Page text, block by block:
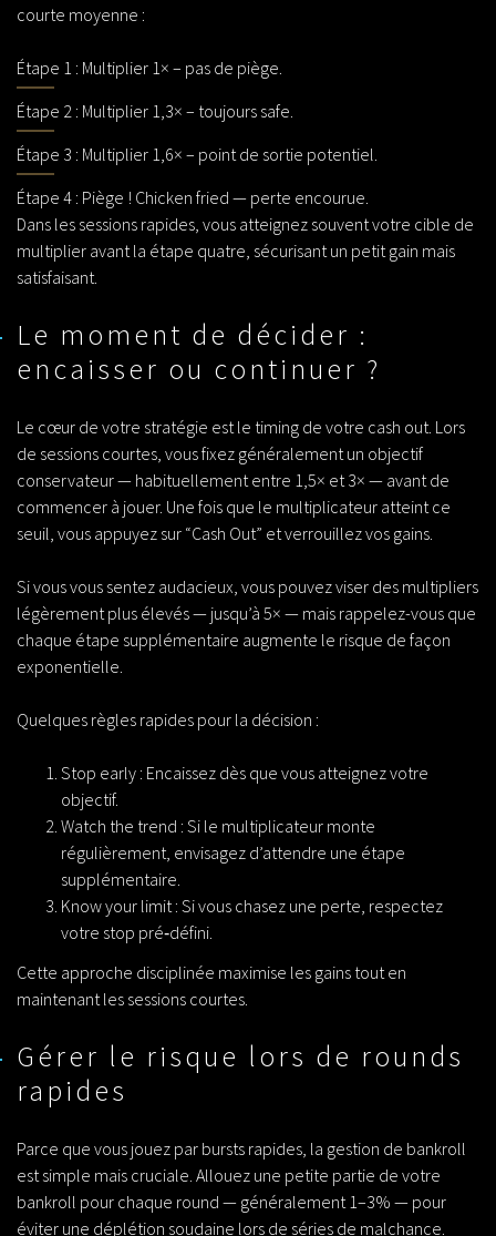
courte moyenne :
Étape 1 : Multiplier 1× – pas de piège.
Étape 2 : Multiplier 1,3× – toujours safe.
Étape 3 : Multiplier 1,6× – point de sortie potentiel.
Étape 4 : Piège ! Chicken fried — perte encourue.
Dans les sessions rapides, vous atteignez souvent votre cible de
multiplier avant la étape quatre, sécurisant un petit gain mais
satisfaisant.
Le moment de décider :
encaisser ou continuer ?
Le cœur de votre stratégie est le timing de votre cash out. Lors
de sessions courtes, vous fixez généralement un objectif
conservateur — habituellement entre 1,5× et 3× — avant de
commencer à jouer. Une fois que le multiplicateur atteint ce
seuil, vous appuyez sur “Cash Out” et verrouillez vos gains.
Si vous vous sentez audacieux, vous pouvez viser des multipliers
légèrement plus élevés — jusqu’à 5× — mais rappelez-vous que
chaque étape supplémentaire augmente le risque de façon
exponentielle.
Quelques règles rapides pour la décision :
Stop early : Encaissez dès que vous atteignez votre
objectif.
Watch the trend : Si le multiplicateur monte
régulièrement, envisagez d’attendre une étape
supplémentaire.
Know your limit : Si vous chasez une perte, respectez
votre stop pré‑défini.
Cette approche disciplinée maximise les gains tout en
maintenant les sessions courtes.
Gérer le risque lors de rounds
rapides
Parce que vous jouez par bursts rapides, la gestion de bankroll
est simple mais cruciale. Allouez une petite partie de votre
bankroll pour chaque round — généralement 1–3% — pour
éviter une déplétion soudaine lors de séries de malchance.